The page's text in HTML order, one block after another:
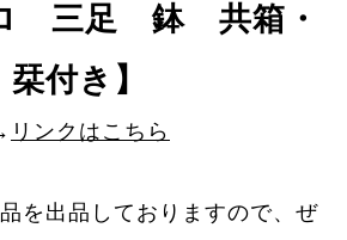
ロ 三足 鉢 共箱・
栞付き】
リンクはこちら
を出品しておりますので、ぜ